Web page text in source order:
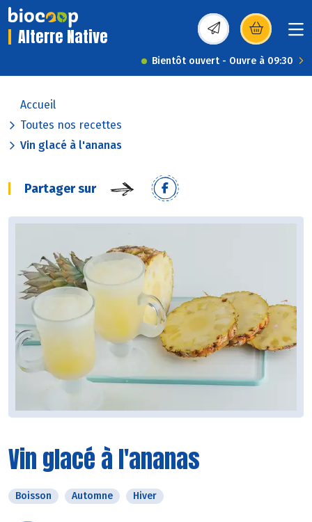
Alterre Native (s’ouvre dans une
Bientôt ouvert - Ouvre à 09:30
Accueil
Toutes nos recettes
Vin glacé à l'ananas
Partager sur
Vin glacé à l'ananas
Boisson Automne Hiver